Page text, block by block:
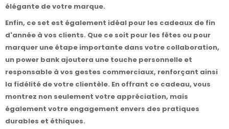
élégante de votre marque.
Enfin, ce set est également idéal pour les cadeaux de fin
d'année à vos clients. Que ce soit pour les fêtes ou pour
marquer une étape importante dans votre collaboration,
un power bank ajoutera une touche personnelle et
responsable à vos gestes commerciaux, renforçant ainsi
la fidélité de votre clientèle. En offrant ce cadeau, vous
montrez non seulement votre appréciation, mais
également votre engagement envers des pratiques
durables et éthiques.